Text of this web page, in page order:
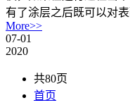
有了涂层之后既可以对
More>>
07-01
2020
共80页
首页